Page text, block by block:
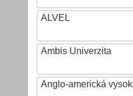
ALVEL
Ambis Univerzita
Anglo-americká